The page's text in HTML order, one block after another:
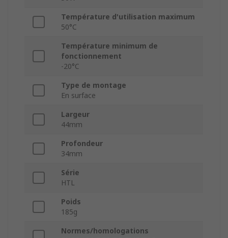
Température d'utilisation maximum
50°C
Température minimum de
fonctionnement
-20°C
Type de montage
En surface
Largeur
44mm
Profondeur
34mm
Série
HTL
Poids
185g
Normes/homologations